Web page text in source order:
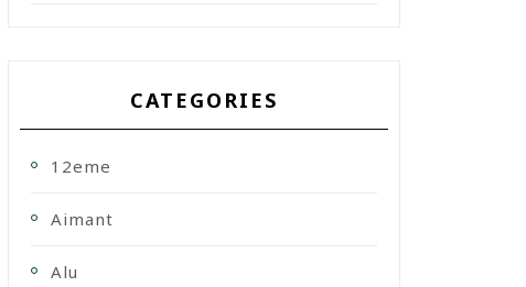
CATEGORIES
12eme
Aimant
Alu